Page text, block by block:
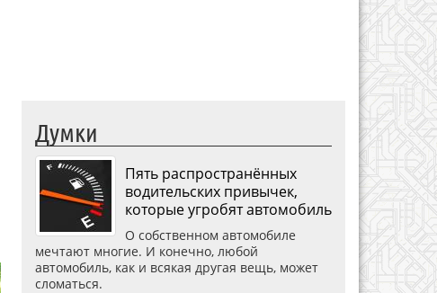
Думки
Пять распространённых
водительских привычек,
которые угробят автомобиль
О собственном автомобиле
мечтают многие. И конечно, любой
автомобиль, как и всякая другая вещь, может
сломаться.